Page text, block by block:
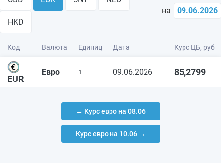
HKD
на 09.06.2026
Код Валюта Единиц Дата Курс ЦБ, руб
EUR
Евро 1 09.06.2026 85,2799
← Курс евро на 08.06
Курс евро на 10.06 →